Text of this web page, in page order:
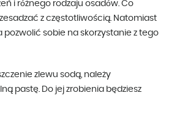
i różnego rodzaju osadów. Co
z częstotliwością. Natomiast
pozwolić sobie na skorzystanie z tego
zlewu sodą, należy
pastę. Do jej zrobienia będziesz